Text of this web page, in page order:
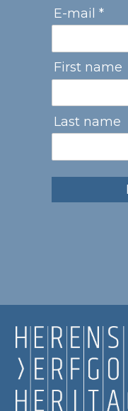
E-mail *
First name
Last name